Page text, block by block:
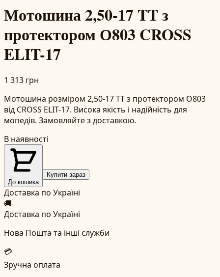
Мотошина 2,50-17 TT з
протектором О803 CROSS
ELIT-17
1 313 грн
Мотошина розміром 2,50-17 TT з протектором О803
від CROSS ELIT-17. Висока якість і надійність для
мопедів. Замовляйте з доставкою.
В наявності
До кошика
Купити зараз
Доставка по Україні
🚚
Доставка по Україні
Нова Пошта та інші служби
💳
Зручна оплата